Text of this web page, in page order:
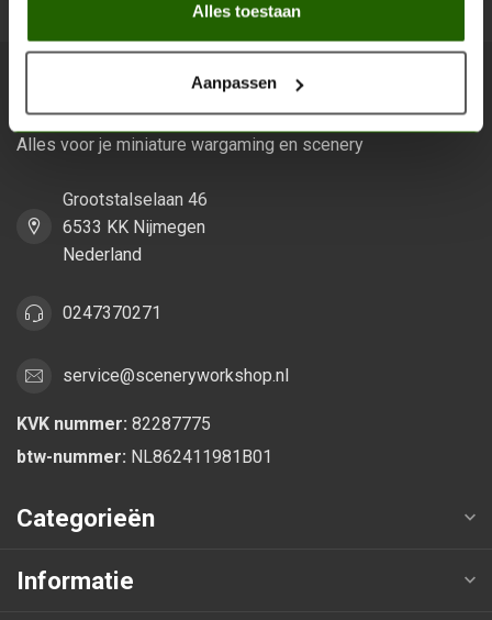
Alles toestaan
Aanpassen
Scenery Workshop BV
Alles voor je miniature wargaming en scenery
Grootstalselaan 46
6533 KK Nijmegen
Nederland
0247370271
service@sceneryworkshop.nl
KVK nummer: 82287775
btw-nummer: NL862411981B01
Categorieën
Informatie